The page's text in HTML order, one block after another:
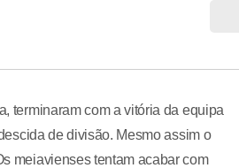
terminaram com a vitória da equipa
de divisão. Mesmo assim o
meiavienses tentam acabar com